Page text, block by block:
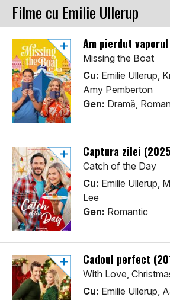
Filme cu Emilie Ullerup
Am pierdut
Missing the Boat
Cu: Emilie Ullerup,
Amy Pemberton
Gen: Dramă,
Captura zilei
Catch of the Day
Cu: Emilie Ullerup,
Lee
Gen: Romantic
Cadoul perfect
With Love,
Cu: Emilie Ullerup,